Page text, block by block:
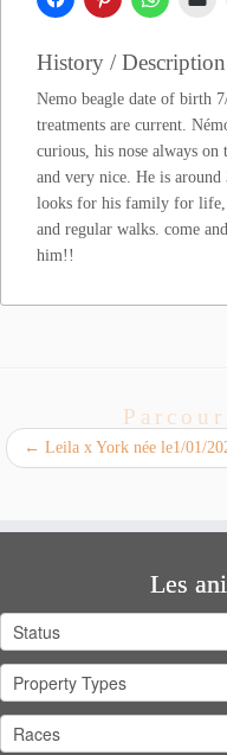
History / Description
Nemo beagle date of birth
treatments are current.
curious, his nose always
and very nice. He is
looks for his family for life,
and regular walks. come
him!!
← Leila x York née le1/01/
Les